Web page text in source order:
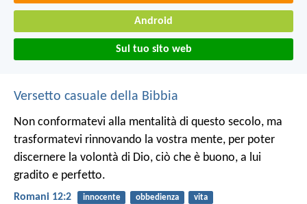
Android
Sul tuo sito web
Versetto casuale della Bibbia
Non conformatevi alla mentalità di questo secolo, ma
trasformatevi rinnovando la vostra mente, per poter
discernere la volontà di Dio, ciò che è buono, a lui
gradito e perfetto.
Romani 12:2 innocente obbedienza vita